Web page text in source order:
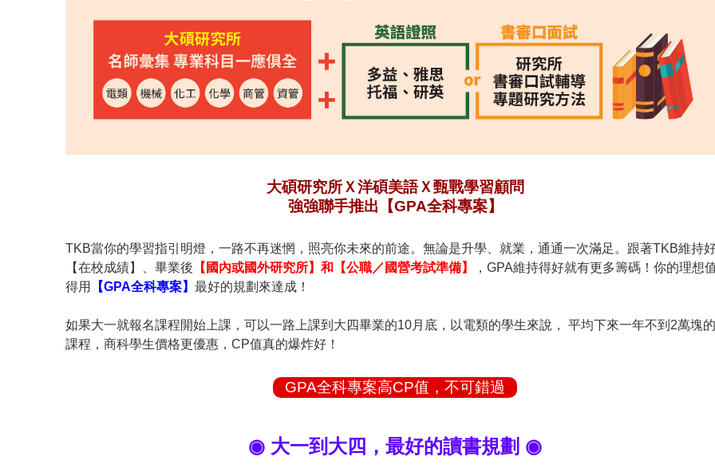
大碩研究所Ｘ洋碩美語Ｘ甄戰學習顧問
強強聯手推出【GPA全科專案】
TKB當你的學習指引明燈，一路不再迷惘，照亮你未來的前途。無論是升學、就業，通通一次滿足。跟著TKB維持
【在校成績】、畢業後 【國內或國外研究所】和【公職／國營考試準備】
，GPA維持得好就有更多籌碼！你的理想
得用
【GPA全科專案】 最好的規劃來達成！
如果大一就報名課程開始上課，可以一路上課到大四畢業的10月底，以電類的學生來說， 平均下來一年不到2萬塊的
課程，商科學生價格更優惠，CP值真的爆炸好！
GPA全科專案高CP值，不可錯過
◉ 大一到大四，最好的讀書規劃 ◉